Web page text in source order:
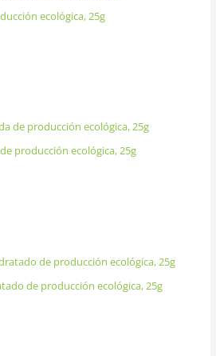
ecológica, 25g
producción ecológica, 25g
de producción ecológica, 25g